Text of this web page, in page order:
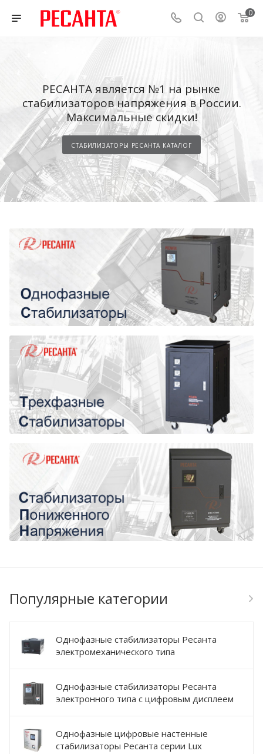
0
РЕСАНТА является №1 на рынке
стабилизаторов напряжения в России.
Максимальные скидки!
СТАБИЛИЗАТОРЫ РЕСАНТА КАТАЛОГ
Популярные категории
Однофазные стабилизаторы Ресанта
электромеханического типа
Однофазные стабилизаторы Ресанта
электронного типа с цифровым дисплеем
Однофазные цифровые настенные
стабилизаторы Ресанта серии Lux